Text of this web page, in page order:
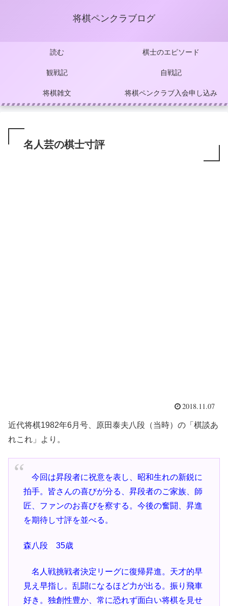
将棋ペンクラブログ
読む 棋士のエピソード
観戦記 自戦記
将棋雑文 将棋ペンクラブ入会申し込み
名人芸の棋士寸評
2018.11.07
近代将棋1982年6月号、原田泰夫八段（当時）の「棋談あ
れこれ」より。
今回は昇段者に祝意を表し、昭和生れの新鋭に
拍手。皆さんの喜びが分る、昇段者のご家族、師
匠、ファンのお喜びを察する。今後の奮闘、昇進
を期待し寸評を並べる。
森八段 35歳
名人戦挑戦者決定リーグに復帰昇進。天才的早
見え早指し。 乱闘になるほど力が出る。振り飛車
好き。独創性豊か、常に恐れず面白い将棋を見せ